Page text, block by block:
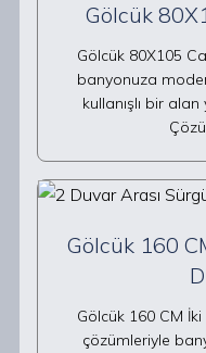
Gölcük
Gölcük 80X105
banyonuza
kullanışlı bir
Gölcük 160
Gölcük 160 CM
çözümleriyle